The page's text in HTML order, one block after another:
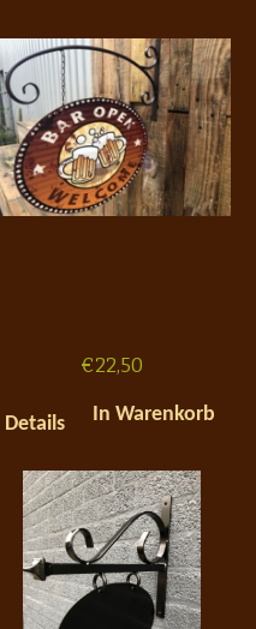
€22,50
Details In Warenkorb